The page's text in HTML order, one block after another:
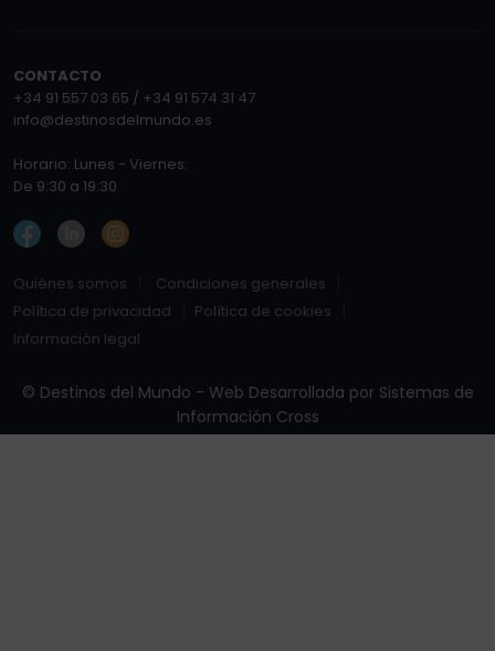
CONTACTO
+34 91 557 03 65 / +34 91 574 31 47
info@destinosdelmundo.es
Horario: Lunes - Viernes:
De 9:30 a 19:30
Quiénes somos
Condiciones generales
Política de privacidad
Política de cookies
Información legal
© Destinos del Mundo - Web Desarrollada por Sistemas de
Información Cross